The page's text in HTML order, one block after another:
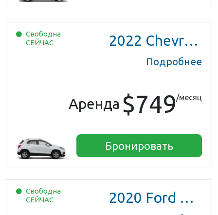
Свободна
СЕЙЧАС
2022 Chevrolet Trax LS
Подробнее
Аренда $749/месяц
Бронировать
Свободна
СЕЙЧАС
2020 Ford EcoSport